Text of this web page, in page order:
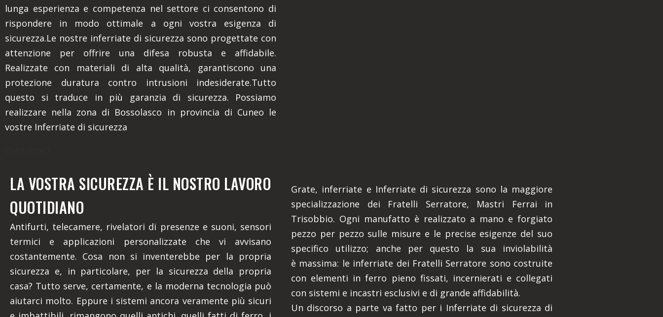
lunga esperienza e competenza nel settore ci consentono di
rispondere in modo ottimale a ogni vostra esigenza di
sicurezza.Le nostre inferriate di sicurezza sono progettate con
attenzione per offrire una difesa robusta e affidabile.
Realizzate con materiali di alta qualità, garantiscono una
protezione duratura contro intrusioni indesiderate.Tutto
questo si traduce in più garanzia di sicurezza. Possiamo
realizzare nella zona di Bossolasco in provincia di Cuneo le
vostre Inferriate di sicurezza
LA VOSTRA SICUREZZA È IL NOSTRO LAVORO
QUOTIDIANO
Antifurti, telecamere, rivelatori di presenze e suoni, sensori
termici e applicazioni personalizzate che vi avvisano
costantemente. Cosa non si inventerebbe per la propria
sicurezza e, in particolare, per la sicurezza della propria
casa? Tutto serve, certamente, e la moderna tecnologia può
aiutarci molto. Eppure i sistemi ancora veramente più sicuri
Grate, inferriate e Inferriate di sicurezza sono la maggiore
specializzazione dei Fratelli Serratore, Mastri Ferrai in
Trisobbio. Ogni manufatto è realizzato a mano e forgiato
pezzo per pezzo sulle misure e le precise esigenze del suo
specifico utilizzo; anche per questo la sua inviolabilità
è massima: le inferriate dei Fratelli Serratore sono costruite
con elementi in ferro pieno fissati, incernierati e collegati
con sistemi e incastri esclusivi e di grande affidabilità.
Un discorso a parte va fatto per i Inferriate di sicurezza di